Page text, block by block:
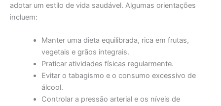
adotar um estilo de vida saudável. Algumas orientações
incluem:
Manter uma dieta equilibrada, rica em frutas,
vegetais e grãos integrais.
Praticar atividades físicas regularmente.
Evitar o tabagismo e o consumo excessivo de
álcool.
Controlar a pressão arterial e os níveis de